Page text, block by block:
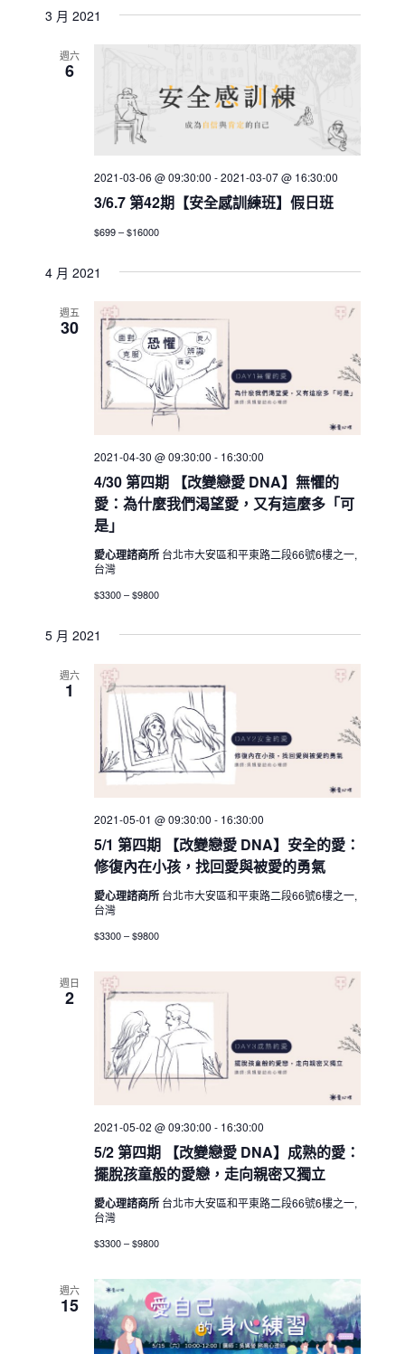
3 月 2021
週六
6
3/6.7 第42期【安全感訓練班】假日班
2021-03-06 @ 09:30:00 -2021-03-07 @ 16:30:00
$699 – $16000
4 月 2021
週五
30
4/30 第四期 【改變戀愛 DNA】無懼的
愛：為什麼我們渴望愛，又有這麼多「可
是」
2021-04-30 @ 09:30:00 - 16:30:00
愛心理諮商所 台北市大安區和平東路二段66號6樓之一,
台灣
$3300 – $9800
5 月 2021
週六
1
5/1 第四期 【改變戀愛 DNA】安全的愛：
修復內在小孩，找回愛與被愛的勇氣
2021-05-01 @ 09:30:00 - 16:30:00
愛心理諮商所 台北市大安區和平東路二段66號6樓之一,
台灣
$3300 – $9800
週日
2
5/2 第四期 【改變戀愛 DNA】成熟的愛：
擺脫孩童般的愛戀，走向親密又獨立
2021-05-02 @ 09:30:00 - 16:30:00
愛心理諮商所 台北市大安區和平東路二段66號6樓之一,
台灣
$3300 – $9800
週六
15